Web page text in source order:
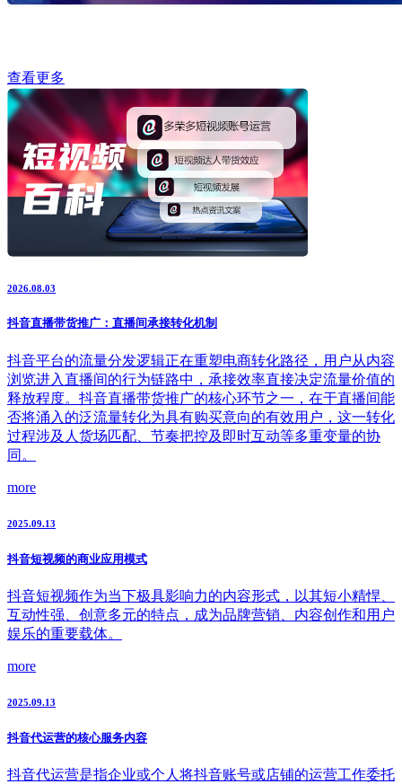
查看更多
2026.08.03
抖音直播带货推广：直播间承接转化机制
抖音平台的流量分发逻辑正在重塑电商转化路径，用户从内容
浏览进入直播间的行为链路中，承接效率直接决定流量价值的
释放程度。抖音直播带货推广的核心环节之一，在于直播间能
否将涌入的泛流量转化为具有购买意向的有效用户，这一转化
过程涉及人货场匹配、节奏把控及即时互动等多重变量的协
同。
more
2025.09.13
抖音短视频的商业应用模式
抖音短视频作为当下极具影响力的内容形式，以其短小精悍、
互动性强、创意多元的特点，成为品牌营销、内容创作和用户
娱乐的重要载体。
more
2025.09.13
抖音代运营的核心服务内容
抖音代运营是指企业或个人将抖音账号或店铺的运营工作委托